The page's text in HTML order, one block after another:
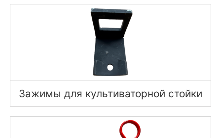
Зажимы для культиваторной стойки